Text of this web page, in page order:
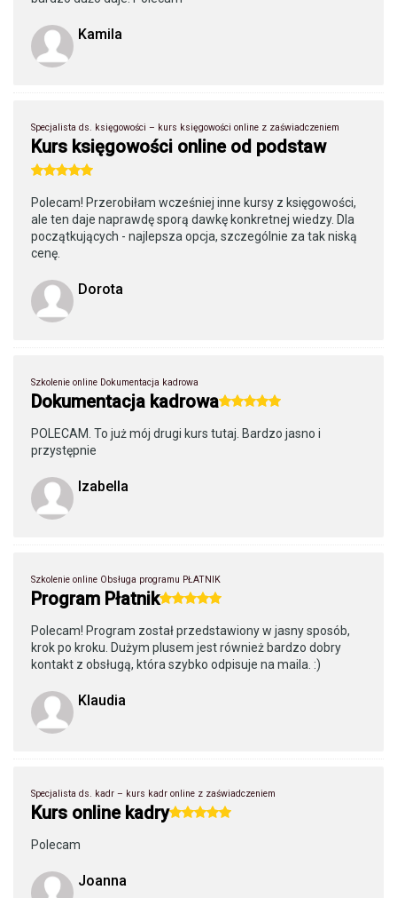
Kamila
Specjalista ds. księgowości – kurs księgowości online z zaświadczeniem
Kurs księgowości online od podstaw
Polecam! Przerobiłam wcześniej inne kursy z księgowości,
ale ten daje naprawdę sporą dawkę konkretnej wiedzy. Dla
początkujących - najlepsza opcja, szczególnie za tak niską
cenę.
Dorota
Szkolenie online Dokumentacja kadrowa
Dokumentacja kadrowa
POLECAM. To już mój drugi kurs tutaj. Bardzo jasno i
przystępnie
Izabella
Szkolenie online Obsługa programu PŁATNIK
Program Płatnik
Polecam! Program został przedstawiony w jasny sposób,
krok po kroku. Dużym plusem jest również bardzo dobry
kontakt z obsługą, która szybko odpisuje na maila. :)
Klaudia
Specjalista ds. kadr – kurs kadr online z zaświadczeniem
Kurs online kadry
Polecam
Joanna